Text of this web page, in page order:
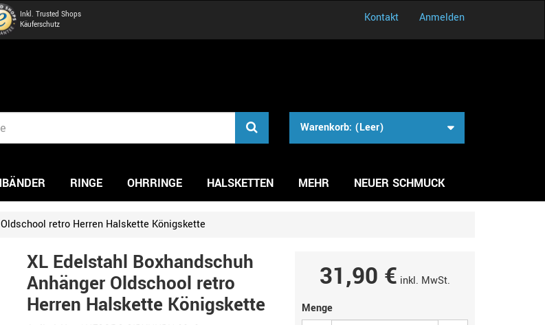
Kontakt Anmelden
Warenkorb: (Leer)
Inkl. Trusted Shops
Käuferschutz
RINGE OHRRINGE HALSKETTEN MEHR NEUER SCHMUCK
retro Herren Halskette Königskette
XL Edelstahl Boxhandschuh
Anhänger Oldschool retro
Herren Halskette Königskette
31,90 € inkl. MwSt.
Menge